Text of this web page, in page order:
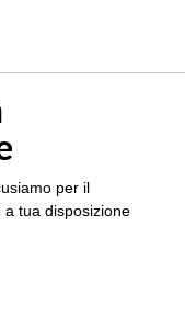
per il
a tua disposizione